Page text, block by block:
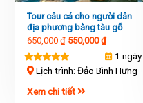
Tour câu cá cho người dân
địa phương bằng tàu gỗ
650,000₫ 550,000₫
1 ngày
Lịch trình: Đảo Bình Hưng
Xem chi tiết